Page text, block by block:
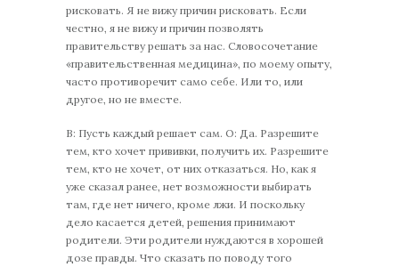
рисковать. Я не вижу причин рисковать. Если
честно, я не вижу и причин позволять
правительству решать за нас. Словосочетание
«правительственная медицина», по моему опыту,
часто противоречит само себе. Или то, или
другое, но не вместе.
В: Пусть каждый решает сам. О: Да. Разрешите
тем, кто хочет прививки, получить их. Разрешите
тем, кто не хочет, от них отказаться. Но, как я
уже сказал ранее, нет возможности выбирать
там, где нет ничего, кроме лжи. И поскольку
дело касается детей, решения принимают
родители. Эти родители нуждаются в хорошей
дозе правды. Что сказать по поводу того